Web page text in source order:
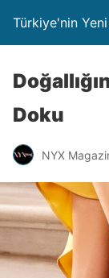
Türkiye'nin
Doku
NYX